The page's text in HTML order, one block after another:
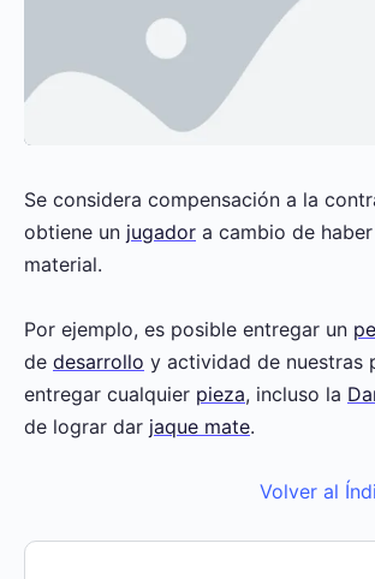
Se considera compensación a la
obtiene un jugador a cambio de
material.
Por ejemplo, es posible entregar un
de desarrollo y actividad de nuestras
entregar cualquier pieza, incluso la
de lograr dar jaque mate.
Volver al